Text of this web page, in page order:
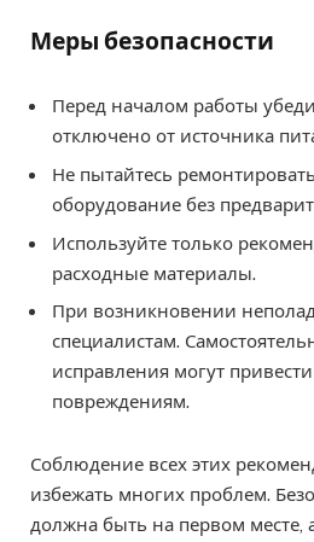
Меры безопасности
Перед началом работы
отключено от источника
Не пытайтесь
оборудование без
Используйте только
расходные материалы.
При возникновении
специалистам.
исправления могут
повреждениям.
Соблюдение всех этих
избежать многих проблем.
должна быть на первом месте,